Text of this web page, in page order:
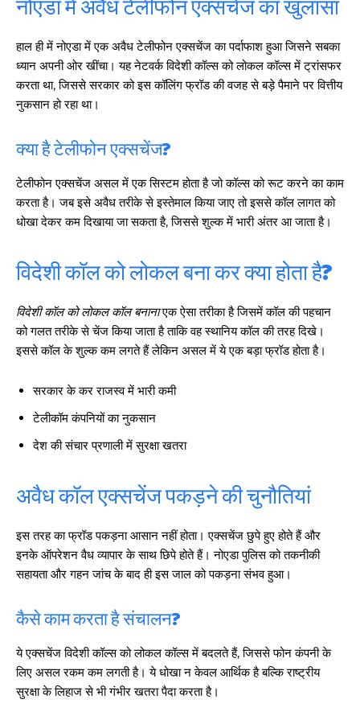
हाल ही में नोएडा में एक अवैध टेलीफोन एक्सचेंज का पर्दाफाश हुआ जिसने सबका
ध्यान अपनी ओर खींचा। यह नेटवर्क विदेशी कॉल्स को लोकल कॉल्स में ट्रांसफर
करता था, जिससे सरकार को इस कॉलिंग फ्रॉड की वजह से बड़े पैमाने पर वित्तीय
नुकसान हो रहा था।
क्या है टेलीफोन एक्सचेंज?
टेलीफोन एक्सचेंज असल में एक सिस्टम होता है जो कॉल्स को रूट करने का काम
करता है। जब इसे अवैध तरीके से इस्तेमाल किया जाए तो इससे कॉल लागत को
धोखा देकर कम दिखाया जा सकता है, जिससे शुल्क में भारी अंतर आ जाता है।
विदेशी कॉल को लोकल बना कर क्या होता है?
विदेशी कॉल को लोकल कॉल बनानाएक ऐसा तरीका है जिसमें कॉल की पहचान
को गलत तरीके से चेंज किया जाता है ताकि वह स्थानिय कॉल की तरह दिखे।
इससे कॉल के शुल्क कम लगते हैं लेकिन असल में ये एक बड़ा फ्रॉड होता है।
सरकार के कर राजस्व में भारी कमी
टेलीकॉम कंपनियों का नुकसान
देश की संचार प्रणाली में सुरक्षा खतरा
अवैध कॉल एक्सचेंज पकड़ने की चुनौतियां
इस तरह का फ्रॉड पकड़ना आसान नहीं होता। एक्सचेंज छुपे हुए होते हैं और
इनके ऑपरेशन वैध व्यापार के साथ छिपे होते हैं। नोएडा पुलिस को तकनीकी
सहायता और गहन जांच के बाद ही इस जाल को पकड़ना संभव हुआ।
कैसे काम करता है संचालन?
ये एक्सचेंज विदेशी कॉल्स को लोकल कॉल्स में बदलते हैं, जिससे फोन कंपनी के
लिए असल रकम कम लगती है। ये धोखा न केवल आर्थिक है बल्कि राष्ट्रीय
सुरक्षा के लिहाज से भी गंभीर खतरा पैदा करता है।